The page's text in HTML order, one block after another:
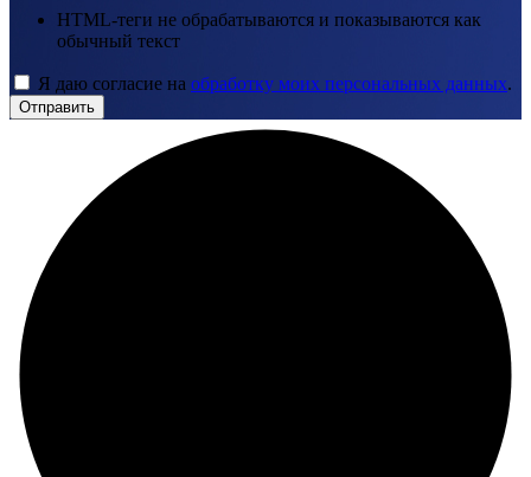
HTML-теги не обрабатываются и показываются как
обычный текст
Я даю согласие на обработку моих персональных данных.
Отправить